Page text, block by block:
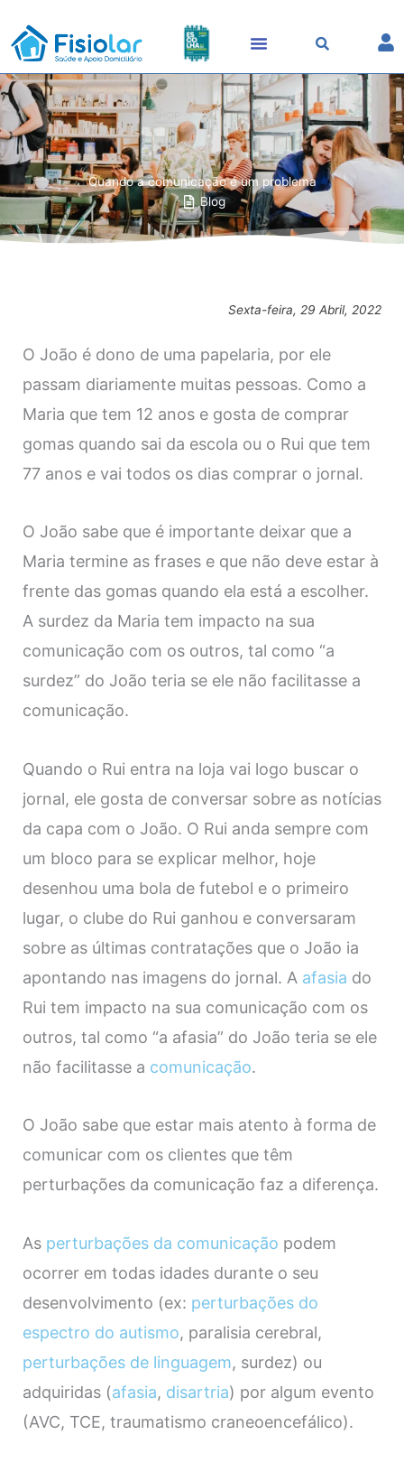
content
Quando a comunicação é um problema
Blog
Sexta-feira, 29 Abril, 2022
O João é dono de uma papelaria, por ele
passam diariamente muitas pessoas. Como a
Maria que tem 12 anos e gosta de comprar
gomas quando sai da escola ou o Rui que tem
77 anos e vai todos os dias comprar o jornal.
O João sabe que é importante deixar que a
Maria termine as frases e que não deve estar à
frente das gomas quando ela está a escolher.
A surdez da Maria tem impacto na sua
comunicação com os outros, tal como “a
surdez” do João teria se ele não facilitasse a
comunicação.
Quando o Rui entra na loja vai logo buscar o
jornal, ele gosta de conversar sobre as notícias
da capa com o João. O Rui anda sempre com
um bloco para se explicar melhor, hoje
desenhou uma bola de futebol e o primeiro
lugar, o clube do Rui ganhou e conversaram
sobre as últimas contratações que o João ia
apontando nas imagens do jornal. A afasia do
Rui tem impacto na sua comunicação com os
outros, tal como “a afasia” do João teria se ele
não facilitasse a comunicação.
O João sabe que estar mais atento à forma de
comunicar com os clientes que têm
perturbações da comunicação faz a diferença.
As perturbações da comunicação podem
ocorrer em todas idades durante o seu
desenvolvimento (ex: perturbações do
espectro do autismo, paralisia cerebral,
perturbações de linguagem, surdez) ou
adquiridas (afasia, disartria) por algum evento
(AVC, TCE, traumatismo craneoencefálico).